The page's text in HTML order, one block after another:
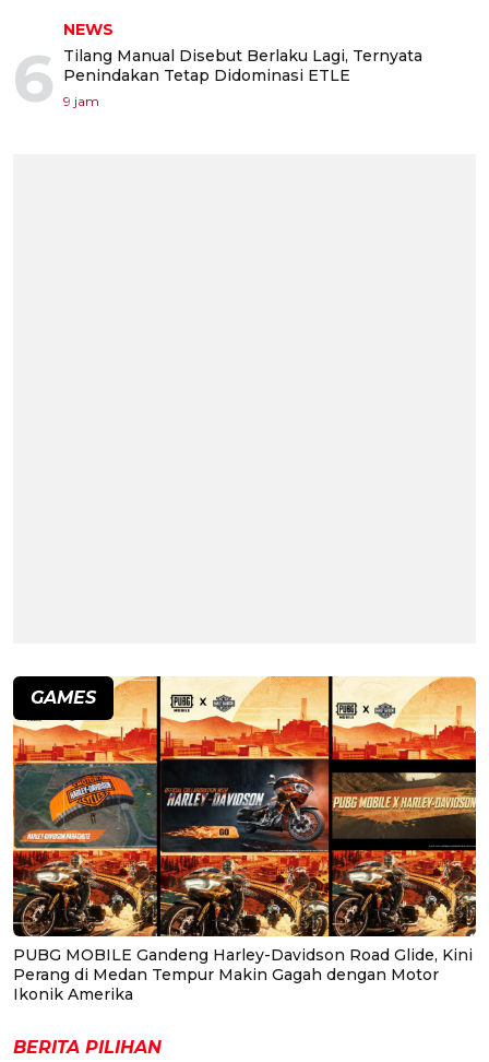
6
NEWS
Tilang Manual Disebut Berlaku Lagi, Ternyata
Penindakan Tetap Didominasi ETLE
9 jam
GAMES
PUBG MOBILE Gandeng Harley-Davidson Road Glide, Kini
Perang di Medan Tempur Makin Gagah dengan Motor
Ikonik Amerika
BERITA PILIHAN